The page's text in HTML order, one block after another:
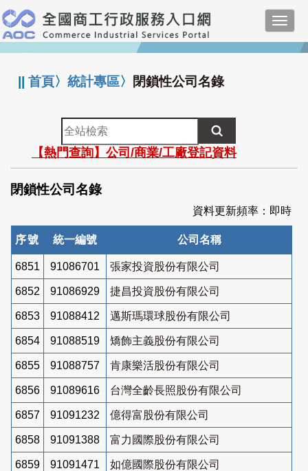
跳
到
主
要
:::
||首頁〉統計專區〉 閉鎖性公司名錄
全
站
檢
索
【熱門查詢】公司/商業/工廠登記資料
閉鎖性公司名錄
資料更新頻率：即時
序號 統一編號 公司名稱
6851 91086701 張家投資股份有限公司
6852 91086929 捷昌投資股份有限公司
6853 91088412 邁斯瑪環球股份有限公司
6854 91088519 矯飾主義股份有限公司
6855 91088757 肯康樂活股份有限公司
6856 91089616 台灣全齡長照股份有限公司
6857 91091232 億得富股份有限公司
6858 91091388 富力國際股份有限公司
6859 91091471 如億國際股份有限公司